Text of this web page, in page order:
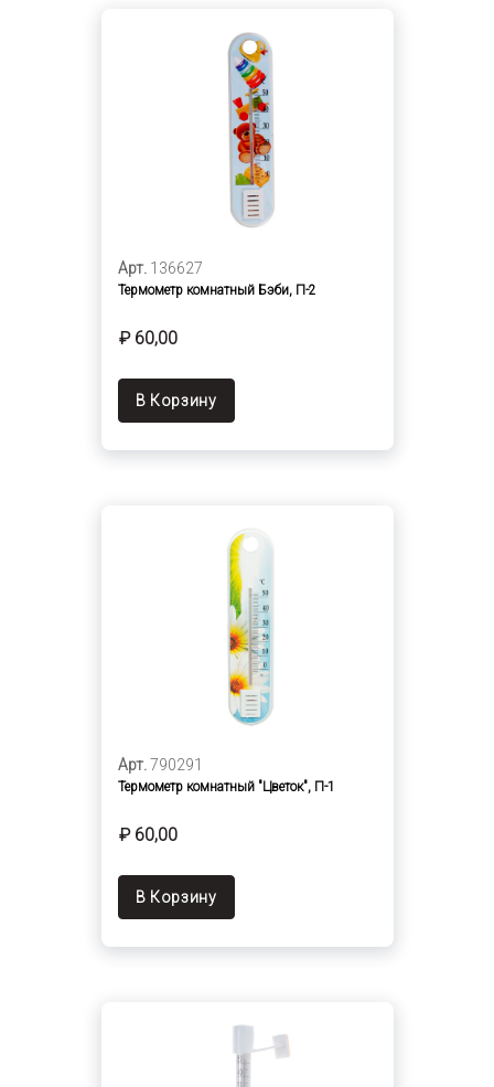
Арт. 136627
Термометр комнатный Бэби, П-2
₽ 60,00
В Корзину
Арт. 790291
Термометр комнатный "Цветок", П-1
₽ 60,00
В Корзину